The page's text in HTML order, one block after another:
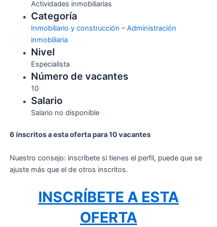
Actividades inmobiliarias
Categoría
Inmobiliario y construcción –Administración
inmobiliaria
Nivel
Especialista
Número de vacantes
10
Salario
Salario no disponible
6 inscritos a esta oferta para 10 vacantes
Nuestro consejo: inscríbete si tienes el perfil, puede que se
ajuste más que el de otros inscritos.
INSCRÍBETE A ESTA
OFERTA